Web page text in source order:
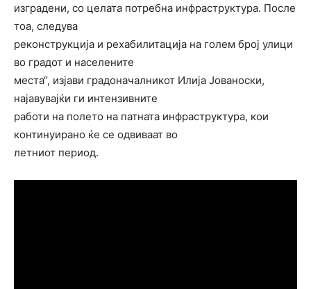
изградени, со целата потребна инфраструктура. После
тоа, следува
реконструкција и рехабилитација на голем број улици
во градот и населените
места“, изјави градоначалникот Илија Јованоски,
најавувајќи ги интензивните
работи на полето на патната инфраструктура, кои
континуирано ќе се одвиваат во
летниот период.